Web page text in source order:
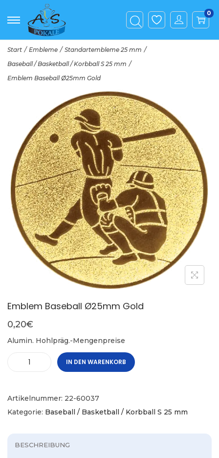
0
Start / Embleme / Standartembleme 25 mm /
Baseball / Basketball / Korbball S 25 mm /
Emblem Baseball Ø25mm Gold
Emblem Baseball Ø25mm Gold
0,20€
Alumin. Hohlpräg.-Mengenpreise
IN DEN WARENKORB
Artikelnummer: 22-60037
Kategorie: Baseball / Basketball / Korbball S 25 mm
BESCHREIBUNG